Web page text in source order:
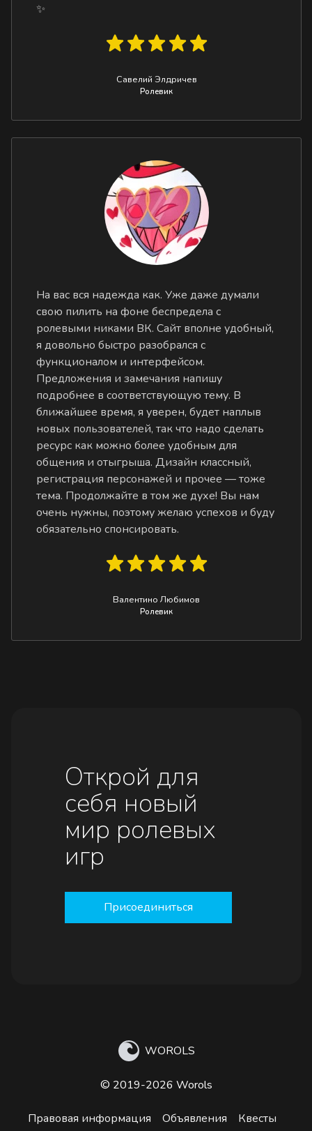
✨
Савелий Элдричев
Ролевик
На вас вся надежда как. Уже даже думали
свою пилить на фоне беспредела с
ролевыми никами ВК. Сайт вполне удобный,
я довольно быстро разобрался с
функционалом и интерфейсом.
Предложения и замечания напишу
подробнее в соответствующую тему. В
ближайшее время, я уверен, будет наплыв
новых пользователей, так что надо сделать
ресурс как можно более удобным для
общения и отыгрыша. Дизайн классный,
регистрация персонажей и прочее — тоже
тема. Продолжайте в том же духе! Вы нам
очень нужны, поэтому желаю успехов и буду
обязательно спонсировать.
Валентино Любимов
Ролевик
Открой для
себя новый
мир ролевых
игр
Присоединиться
WOROLS
© 2019-2026 Worols
Правовая информация Объявления Квесты